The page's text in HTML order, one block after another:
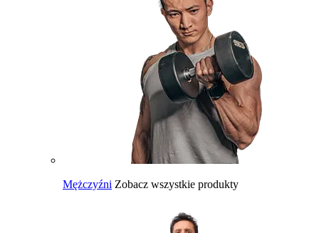
Mężczyźni Zobacz wszystkie produkty